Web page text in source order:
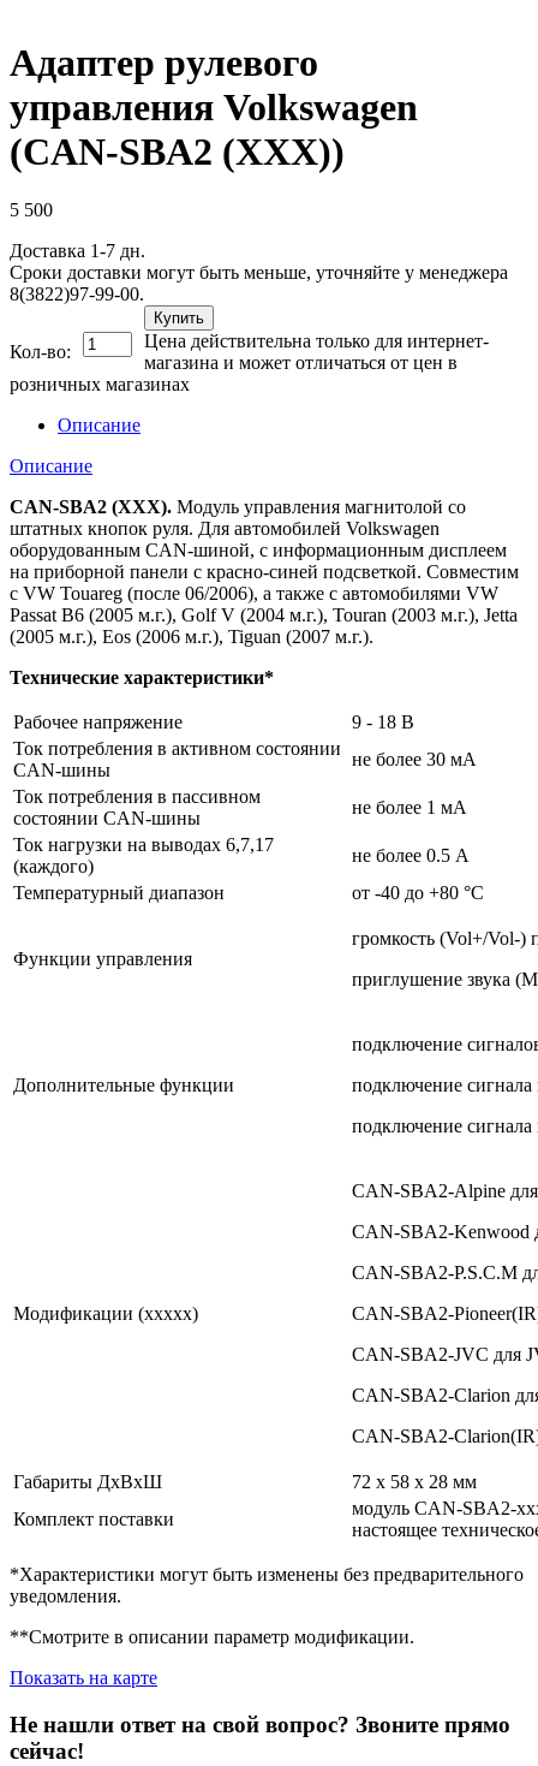
Адаптер рулевого
управления Volkswagen
(CAN-SBA2 (ХХХ))
5 500
Доставка 1-7 дн.
Сроки доставки могут быть меньше, уточняйте у менеджера
8(3822)97-99-00.
Кол-во:
Купить
Цена действительна только для интернет-
магазина и может отличаться от цен в
розничных магазинах
Описание
Описание
CAN-SBA2 (ХХХ). Модуль управления магнитолой со
штатных кнопок руля. Для автомобилей Volkswagen
оборудованным CAN-шиной, с информационным дисплеем
на приборной панели с красно-синей подсветкой. Совместим
с VW Touareg (после 06/2006), а также с автомобилями VW
Passat B6 (2005 м.г.), Golf V (2004 м.г.), Touran (2003 м.г.), Jetta
(2005 м.г.), Eos (2006 м.г.), Tiguan (2007 м.г.).
Технические характеристики*
Рабочее напряжение
9 - 18 В
Ток потребления в активном состоянии
CAN-шины
не более 30 мА
Ток потребления в пассивном
состоянии CAN-шины
не более 1 мА
Ток нагрузки на выводах 6,7,17
(каждого)
не более 0.5 А
Температурный диапазон
от -40 до +80 °С
Функции управления
громкость (Vol+/Vol-
приглушение звука
Дополнительные функции
подключение
подключение
подключение сигнала
Модификации (xxxxx)
CAN-SBA2-Alpine
CAN-SBA2-Kenwood
CAN-SBA2-P.S.C.M
CAN-SBA2-
CAN-SBA2-JVC для
CAN-SBA2-Clarion
CAN-SBA2-
Габариты ДхВхШ
72 х 58 х 28 мм
Комплект поставки
модуль CAN-SBA2-
настоящее
*Характеристики могут быть изменены без предварительного
уведомления.
**Смотрите в описании параметр модификации.
Показать на карте
Не нашли ответ на свой вопрос? Звоните прямо
сейчас!